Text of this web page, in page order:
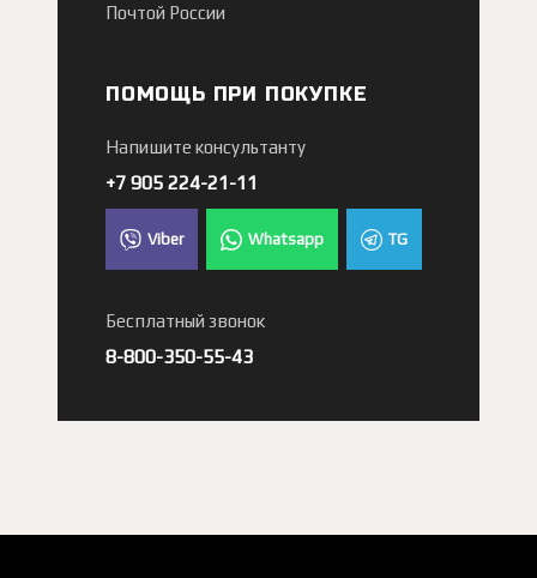
Почтой России
ПОМОЩЬ ПРИ ПОКУПКЕ
Напишите консультанту
+7 905 224-21-11
Viber Whatsapp TG
Бесплатный звонок
8-800-350-55-43